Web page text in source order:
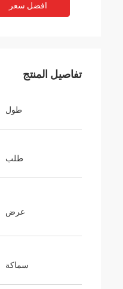
افضل سعر
تفاصيل المنتج
طول
طلب
عرض
سماكة